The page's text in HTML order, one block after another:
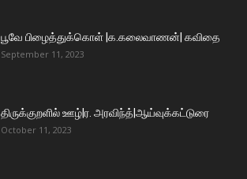
பூவே பிழைத்துக்கொள் |க.கலைவாணன்| கவிதை
September 11, 2023
திருக்குறளில் ஊழ்|ர. அரவிந்த்|ஆய்வுக்கட்டுரை
October 11, 2023